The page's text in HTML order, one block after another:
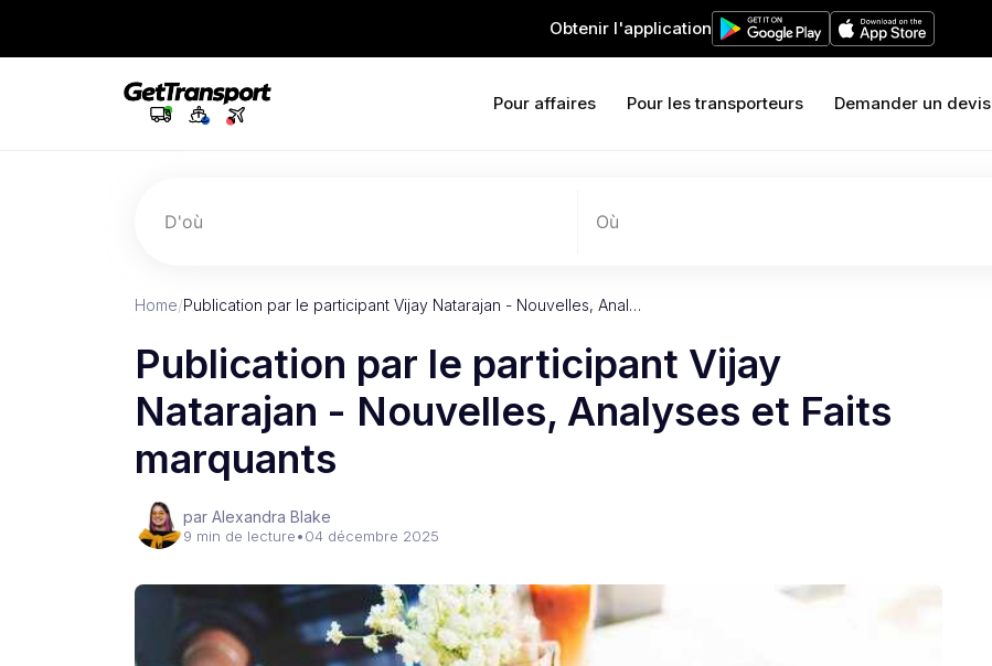
Obtenir l'application
Pour affaires Pour les transporteurs Demander un devis
D'où Où
Home/Publication par le participant Vijay Natarajan - Nouvelles, Anal…
Publication par le participant Vijay
Natarajan - Nouvelles, Analyses et Faits
marquants
par Alexandra Blake
9 min de lecture•04 décembre 2025